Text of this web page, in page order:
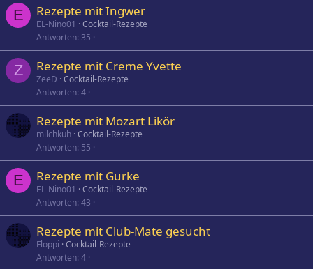
E Rezepte mit Ingwer
EL-Nino01
Cocktail-Rezepte
Antworten 35
Z Rezepte mit Creme Yvette
ZeeD Cocktail-Rezepte
Antworten 4
Rezepte mit Mozart Likör
milchkuh Cocktail-Rezepte
Antworten 55
E Rezepte mit Gurke
EL-Nino01
Cocktail-Rezepte
Antworten 43
Rezepte mit Club-Mate gesucht
Floppi Cocktail-Rezepte
Antworten 4